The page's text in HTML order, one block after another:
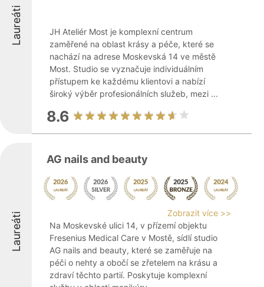
Laureáti
JH Ateliér Most je komplexní centrum
zaměřené na oblast krásy a péče, které se
nachází na adrese Moskevská 14 ve městě
Most. Studio se vyznačuje individuálním
přístupem ke každému klientovi a nabízí
široký výběr profesionálních služeb, mezi ...
8.6
Laureáti
AG nails and beauty
Zobrazit více >>
Na Moskevské ulici 14, v přízemí objektu
Fresenius Medical Care v Mostě, sídlí studio
AG nails and beauty, které se zaměřuje na
péči o nehty a obočí se zřetelem na krásu a
zdraví těchto partií. Poskytuje komplexní